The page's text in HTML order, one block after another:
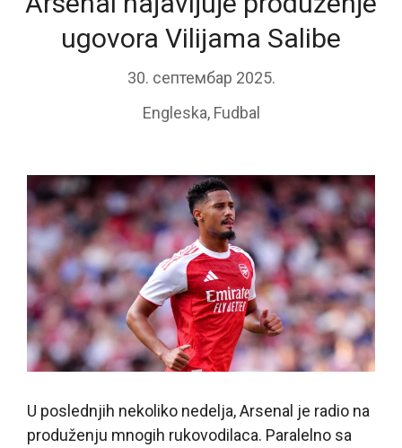
ugovora Vilijama Salibe
30. септембар 2025.
Engleska, Fudbal
U poslednjih nekoliko nedelja, Arsenal je radio na
produženju mnogih rukovodilaca. Paralelno sa